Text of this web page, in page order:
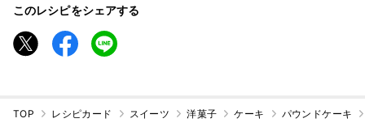
このレシピをシェアする
TOP レシピカード スイーツ 洋菓子 ケーキ パウンドケーキ